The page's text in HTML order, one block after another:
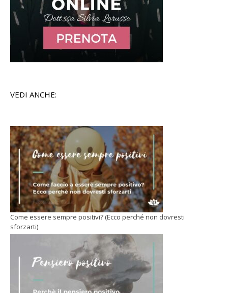
VEDI ANCHE:
Come essere sempre positivi? (Ecco perché non dovresti
sforzarti)